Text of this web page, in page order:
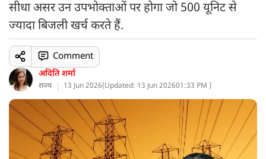
सीधा असर उन उपभोक्ताओं पर होगा जो 500 यूनिट से
ज्यादा बिजली खर्च करते हैं.
अदिति शर्मा
राज्य 13 Jun 2026(Updated: 13 Jun 202601:33 PM )
Comment